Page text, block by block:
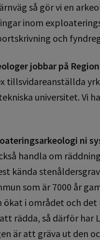
så gör vi en
inom
och
jobbar på
tillsvidareanställda
universitet. Vi
ni
handla om
kända
som är 7000 år
ökat i området och
rädda, så därför
är att gräva ut den